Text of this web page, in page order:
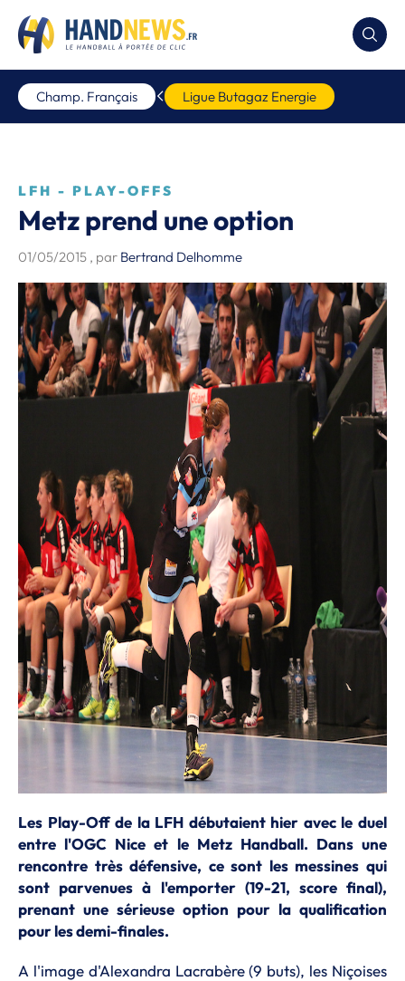
Champ. Français Ligue Butagaz Energie
LFH - PLAY-OFFS
Metz prend une option
01/05/2015 , par Bertrand Delhomme
Les Play-Off de la LFH débutaient hier avec le duel
entre l'OGC Nice et le Metz Handball. Dans une
rencontre très défensive, ce sont les messines qui
sont parvenues à l'emporter (19-21, score final),
prenant une sérieuse option pour la qualification
pour les demi-finales.
A l'image d'Alexandra Lacrabère (9 buts), les Niçoises